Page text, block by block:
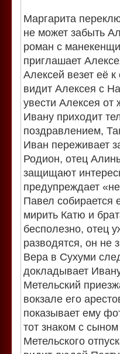
Маргарита
не может забыть
роман с
приглашает
Алексей везет её к
видит Алексея с
увести Алексея
Ивану приходит
поздравлением,
Иван переживает
Родион, отец
защищают
предупреждает
Павел собирается
мирить Катю и
бесполезно, отец
разводятся, он не
Вера в Сухуми
докладывает
Метельский
вокзале его
показывает ему
тот знаком с
Метельского